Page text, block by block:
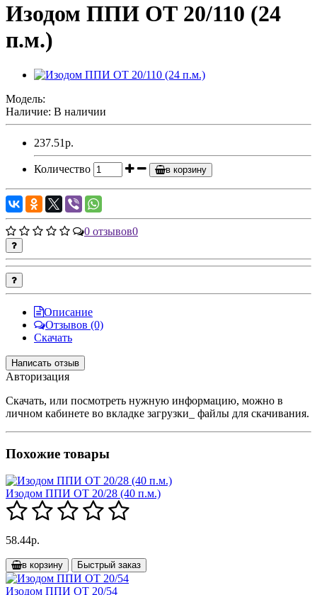
Изодом ППИ ОТ 20/110 (24
п.м.)
Модель:
Наличие: В наличии
237.51р.
Количество в корзину
0 отзывов0
Описание
Отзывов (0)
Скачать
Написать отзыв
Авторизация
Скачать, или посмотреть нужную информацию, можно в
личном кабинете во вкладке загрузки_ файлы для скачивания.
Похожие товары
Изодом ППИ ОТ 20/28 (40 п.м.)
58.44р.
в корзину Быстрый заказ
Изодом ППИ ОТ 20/54